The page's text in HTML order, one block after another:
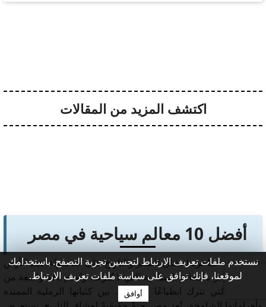
اكتشف المزيد من المقالات
أفضل 10 معالم سياحية في مصر
مصر وجهة ساحرة لعشاق السفر والتاريخ على حد سواء. هذه الأرض
العريقة تزخر بالمعالم السياحية التي لا تُفوَّت، وتُقدم باقة واسعة من
الأنشطة التي تترك انطباعًا لا يُنسى. بين كثبانها الرملية الممتدة
نستخدم ملفات تعريف الارتباط لتحسين تجربة التصفح. باستخدامك
لموقعنا، فإنك توافق على سياسة ملفات تعريف الارتباط.
أوافق